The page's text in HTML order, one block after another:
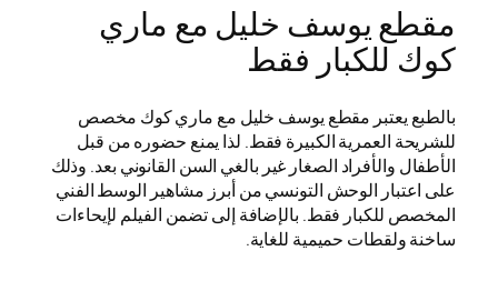
مقطع يوسف خليل مع ماري
كوك للكبار فقط
بالطبع يعتبر مقطع يوسف خليل مع ماري كوك مخصص
للشريحة العمرية الكبيرة فقط. لذا يمنع حضوره من قبل
الأطفال والأفراد الصغار غير بالغي السن القانوني بعد. وذلك
على اعتبار الوحش التونسي من أبرز مشاهير الوسط الفني
المخصص للكبار فقط. بالإضافة إلى تضمن الفيلم لإيحاءات
ساخنة ولقطات حميمية للغاية.